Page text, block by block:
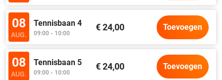
08
AUG.
Tennisbaan 4
09:00 - 10:00
€ 24,00 Toevoegen
08
AUG.
Tennisbaan 5
09:00 - 10:00
€ 24,00 Toevoegen